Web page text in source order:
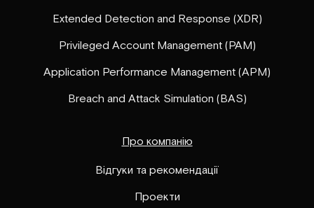
Extended Detection and Response (XDR)
Privileged Account Management (PAM)
Application Performance Management (APM)
Breach and Attack Simulation (BAS)
Про компанію
Відгуки та рекомендації
Проекти